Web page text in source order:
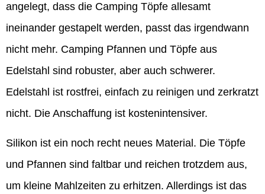
angelegt, dass die Camping Töpfe allesamt
ineinander gestapelt werden, passt das irgendwann
nicht mehr. Camping Pfannen und Töpfe aus
Edelstahl sind robuster, aber auch schwerer.
Edelstahl ist rostfrei, einfach zu reinigen und zerkratzt
nicht. Die Anschaffung ist kostenintensiver.
Silikon ist ein noch recht neues Material. Die Töpfe
und Pfannen sind faltbar und reichen trotzdem aus,
um kleine Mahlzeiten zu erhitzen. Allerdings ist das